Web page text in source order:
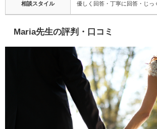
相談スタイル 優しく回答・丁寧に回答・じっ
Maria先生の評判・口コミ